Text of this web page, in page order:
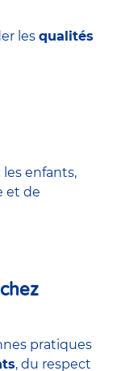
les qualités
enfants,
et de
pratiques
, du respect